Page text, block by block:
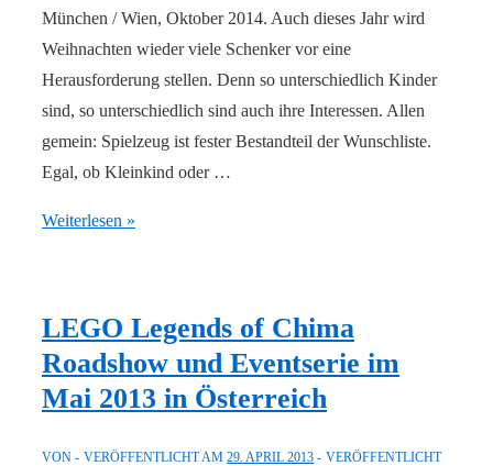
München / Wien, Oktober 2014. Auch dieses Jahr wird
Weihnachten wieder viele Schenker vor eine
Herausforderung stellen. Denn so unterschiedlich Kinder
sind, so unterschiedlich sind auch ihre Interessen. Allen
gemein: Spielzeug ist fester Bestandteil der Wunschliste.
Egal, ob Kleinkind oder …
LEGO
Weiterlesen »
LEGO Legends of Chima
Roadshow und Eventserie im
Mai 2013 in Österreich
VON VERÖFFENTLICHT AM 29. APRIL 2013
VERÖFFENTLICHT